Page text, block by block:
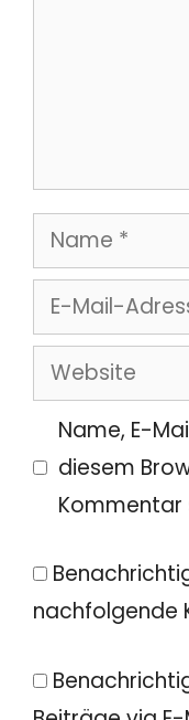
Name
E-
Mail-
Adresse
Website
Name, E-
diesem
Kommentar
nachfolgende